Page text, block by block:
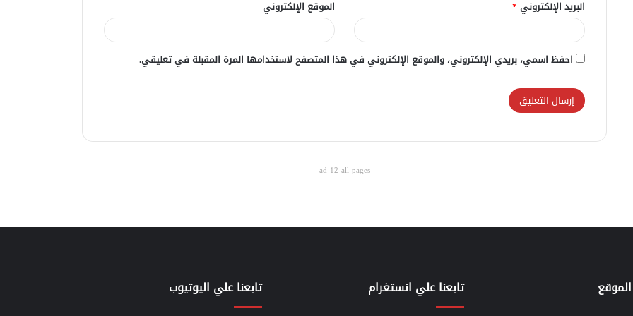
البريد الإلكتروني * الموقع الإلكتروني
احفظ اسمي، بريدي الإلكتروني، والموقع الإلكتروني في هذا المتصفح لاستخدامها المرة المقبلة في تعليقي.
ad 12 all pages
تابعنا علي انستغرام تابعنا علي اليوتيوب